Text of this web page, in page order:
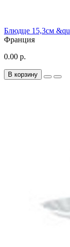
Блюдце 15,3см
Франция
0.00 р.
В корзину